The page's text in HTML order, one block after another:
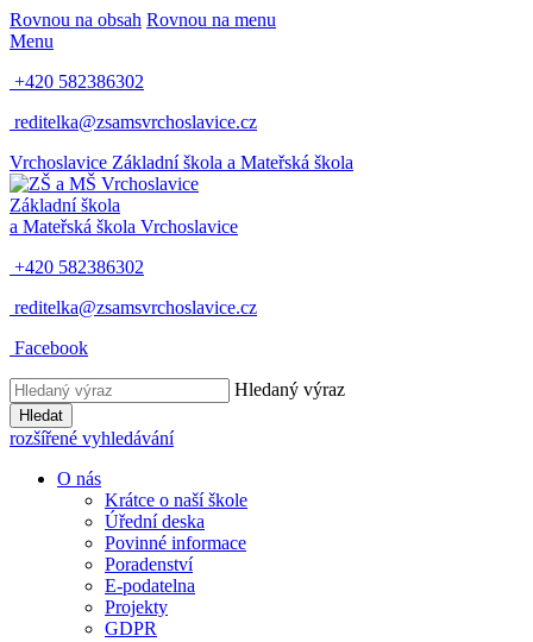
Rovnou na obsah Rovnou na menu
Menu
+420 582386302
reditelka@zsamsvrchoslavice.cz
Vrchoslavice Základní škola a Mateřská škola
Základní škola
a Mateřská škola Vrchoslavice
+420 582386302
reditelka@zsamsvrchoslavice.cz
Facebook
Hledaný výraz
Hledat
rozšířené vyhledávání
O nás
Krátce o naší škole
Úřední deska
Povinné informace
Poradenství
E-podatelna
Projekty
GDPR